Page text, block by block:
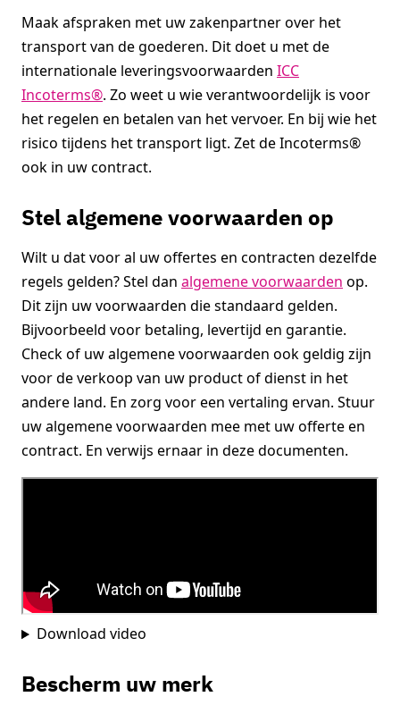
Maak afspraken met uw zakenpartner over het
transport van de goederen. Dit doet u met de
internationale leveringsvoorwaarden ICC
Incoterms®. Zo weet u wie verantwoordelijk is voor
het regelen en betalen van het vervoer. En bij wie het
risico tijdens het transport ligt. Zet de Incoterms®
ook in uw contract.
Stel algemene voorwaarden op
Wilt u dat voor al uw offertes en contracten dezelfde
regels gelden? Stel dan algemene voorwaarden op.
Dit zijn uw voorwaarden die standaard gelden.
Bijvoorbeeld voor betaling, levertijd en garantie.
Check of uw algemene voorwaarden ook geldig zijn
voor de verkoop van uw product of dienst in het
andere land. En zorg voor een vertaling ervan. Stuur
uw algemene voorwaarden mee met uw offerte en
contract. En verwijs ernaar in deze documenten.
Download video
Bescherm uw merk